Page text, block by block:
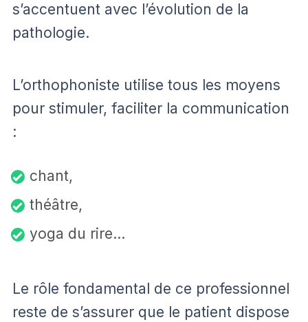
s’accentuent avec l’évolution de la
pathologie.
L’orthophoniste utilise tous les moyens
pour stimuler, faciliter la communication
:
chant,
théâtre,
yoga du rire…
Le rôle fondamental de ce professionnel
reste de s’assurer que le patient dispose